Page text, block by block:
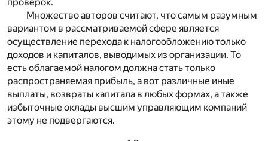
Множество авторов считают, что самым разумным
вариантом в рассматриваемой сфере является
осуществление перехода к налогообложению только
доходов и капиталов, выводимых из организации. То
есть облагаемой налогом должна стать только
распространяемая прибыль, а вот различные иные
выплаты, возвраты капитала в любых формах, а также
избыточные оклады высшим управляющим компаний
этому не подвергаются.